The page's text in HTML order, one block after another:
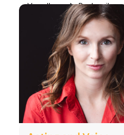
Vorarlberg
Rankweil
17/02/2026